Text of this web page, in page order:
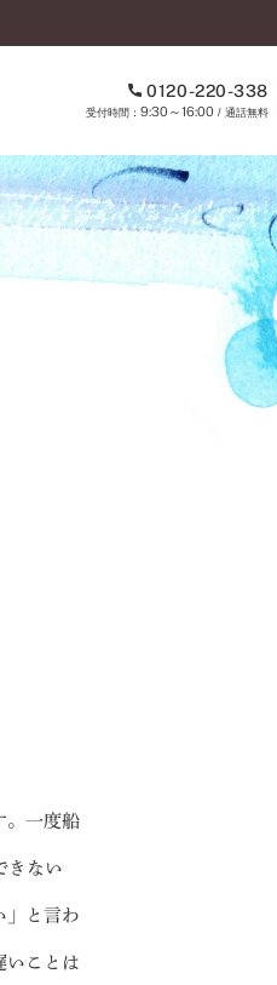
0120-220-338
ブックマーク
ONLINE SHOP
ご来店予約
。一度船
きない
」と言わ
いことは